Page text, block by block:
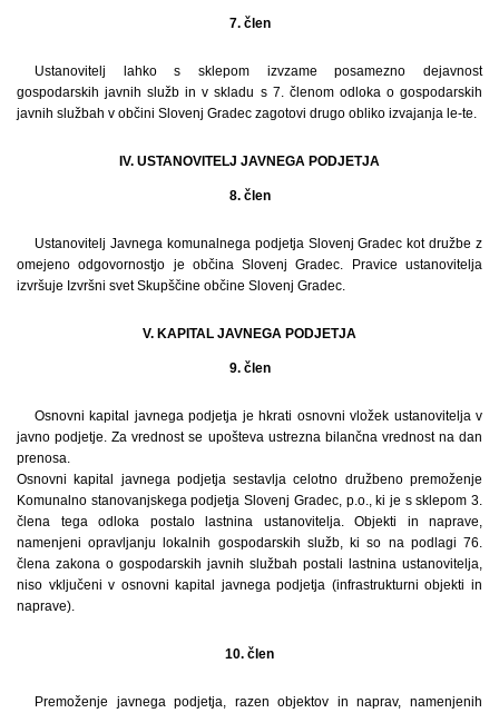
7. člen
Ustanovitelj lahko s sklepom izvzame posamezno dejavnost
gospodarskih javnih služb in v skladu s 7. členom odloka o gospodarskih
javnih službah v občini Slovenj Gradec zagotovi drugo obliko izvajanja le-te.
IV. USTANOVITELJ JAVNEGA PODJETJA
8. člen
Ustanovitelj Javnega komunalnega podjetja Slovenj Gradec kot družbe z
omejeno odgovornostjo je občina Slovenj Gradec. Pravice ustanovitelja
izvršuje Izvršni svet Skupščine občine Slovenj Gradec.
V. KAPITAL JAVNEGA PODJETJA
9. člen
Osnovni kapital javnega podjetja je hkrati osnovni vložek ustanovitelja v
javno podjetje. Za vrednost se upošteva ustrezna bilančna vrednost na dan
prenosa.
Osnovni kapital javnega podjetja sestavlja celotno družbeno premoženje
Komunalno stanovanjskega podjetja Slovenj Gradec, p.o., ki je s sklepom 3.
člena tega odloka postalo lastnina ustanovitelja. Objekti in naprave,
namenjeni opravljanju lokalnih gospodarskih služb, ki so na podlagi 76.
člena zakona o gospodarskih javnih službah postali lastnina ustanovitelja,
niso vključeni v osnovni kapital javnega podjetja (infrastrukturni objekti in
naprave).
10. člen
Premoženje javnega podjetja, razen objektov in naprav, namenjenih